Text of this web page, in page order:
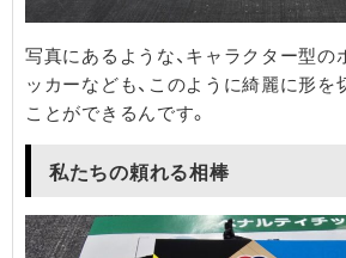
写真にあるような、キャラクター型
ッカーなども、このように綺麗に形
ことができるんです。
​私たちの頼れる相棒